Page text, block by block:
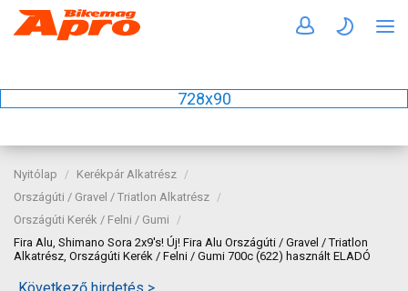
728x90
Nyitólap
Kerékpár Alkatrész
Országúti / Gravel / Triatlon Alkatrész
Országúti Kerék / Felni / Gumi
Fira Alu, Shimano Sora 2x9's! Új! Fira Alu Országúti / Gravel / Triatlon
Alkatrész, Országúti Kerék / Felni / Gumi 700c (622) használt ELADÓ